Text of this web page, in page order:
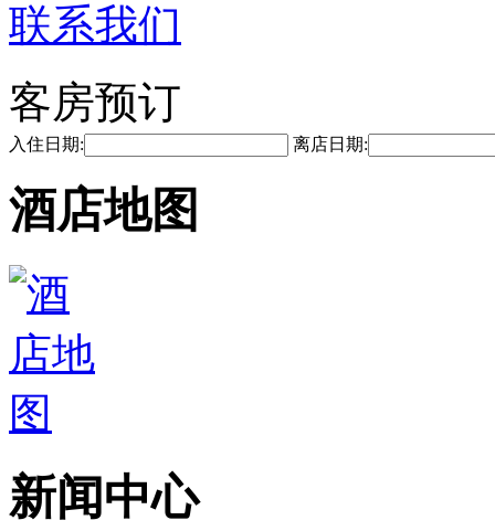
联系我们
客房预订
入住日期: 离店日期:
酒店地图
新闻中心